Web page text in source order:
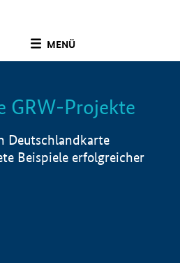
MENÜ
Info
GRW-Projekte
Deutschlandkarte
Beispiele erfolgreicher